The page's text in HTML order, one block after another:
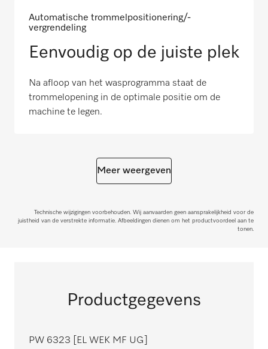
Automatische trommelpositionering/-
vergrendeling
Eenvoudig op de juiste plek
Na afloop van het wasprogramma staat de
trommelopening in de optimale positie om de
machine te legen.
Meer weergeven
Technische wijzigingen voorbehouden. Wij aanvaarden geen aansprakelijkheid voor de
juistheid van de verstrekte informatie. Afbeeldingen dienen om het productvoordeel aan te
tonen.
Productgegevens
PW 6323 [EL WEK MF UG]